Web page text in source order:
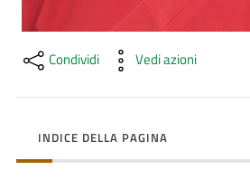
Costruiamo
Novità
Condividi Vedi azioni
INDICE DELLA PAGINA